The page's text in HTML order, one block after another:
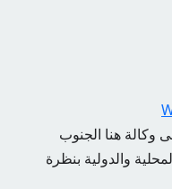
وكالة هنا الجنوب
والدولية بنظرة